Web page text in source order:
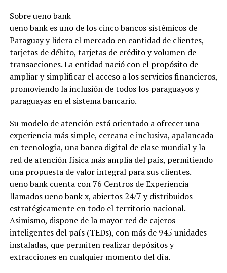
Sobre ueno bank
ueno bank es uno de los cinco bancos sistémicos de
Paraguay y lidera el mercado en cantidad de clientes,
tarjetas de débito, tarjetas de crédito y volumen de
transacciones. La entidad nació con el propósito de
ampliar y simplificar el acceso a los servicios financieros,
promoviendo la inclusión de todos los paraguayos y
paraguayas en el sistema bancario.
Su modelo de atención está orientado a ofrecer una
experiencia más simple, cercana e inclusiva, apalancada
en tecnología, una banca digital de clase mundial y la
red de atención física más amplia del país, permitiendo
una propuesta de valor integral para sus clientes.
ueno bank cuenta con 76 Centros de Experiencia
llamados ueno bank x, abiertos 24/7 y distribuidos
estratégicamente en todo el territorio nacional.
Asimismo, dispone de la mayor red de cajeros
inteligentes del país (TEDs), con más de 945 unidades
instaladas, que permiten realizar depósitos y
extracciones en cualquier momento del día.